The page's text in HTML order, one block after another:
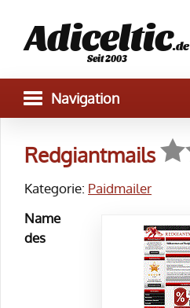
Adiceltic.de
Seit 2003
Redgiantmails
Kategorie: Paidmailer
Name
des